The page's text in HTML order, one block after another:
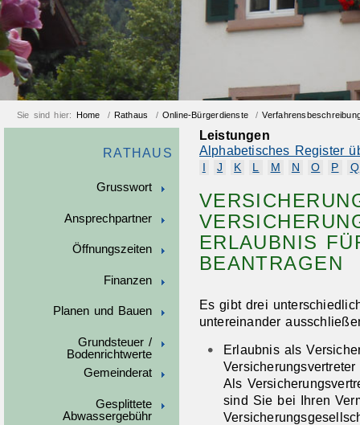
Sie sind hier: Home / Rathaus / Online-Bürgerdienste /
RATHAUS
Grusswort
Ansprechpartner
Öffnungszeiten
Finanzen
Planen und Bauen
Grundsteuer /
Bodenrichtwerte
Gemeinderat
Gesplittete
Abwassergebühr
Leistungen
Alphabetisches Register
J K L M N O P Q
ERLAUBNIS
BEANTRAGEN
Es gibt drei
untereinander
Erlaubnis als
Versicherungsvertreter
Als
sind Sie bei Ihren